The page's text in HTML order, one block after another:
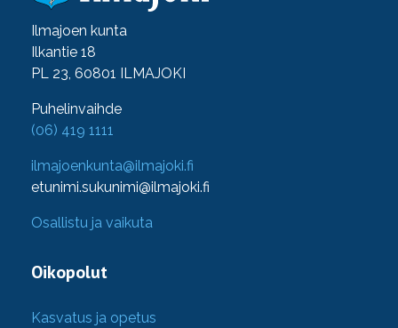
Ilmajoen kunta
Ilkantie 18
PL 23, 60801 ILMAJOKI
Puhelinvaihde
(06) 419 1111
ilmajoenkunta@ilmajoki.fi
etunimi.sukunimi@ilmajoki.fi
Osallistu ja vaikuta
Oikopolut
Kasvatus ja opetus